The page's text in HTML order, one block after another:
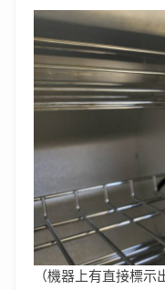
（機器上有直接標